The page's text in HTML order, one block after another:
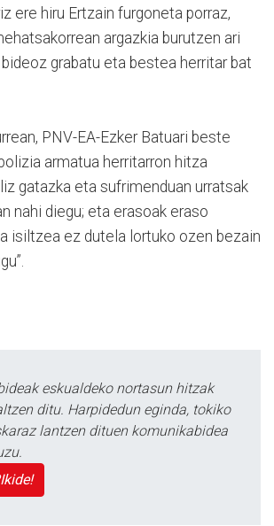
ere hiru Ertzain furgoneta porraz,
argazkia burutzen ari
grabatu eta bestea herritar bat
PNV-EA-Ezker Batuari beste
armatua herritarron hitza
gatazka eta sufrimenduan urratsak
nahi diegu; eta erasoak eraso
isiltzea ez dutela lortuko ozen bezain
eskualdeko nortasun hitzak
ditu. Harpidedun eginda, tokiko
lantzen dituen komunikabidea